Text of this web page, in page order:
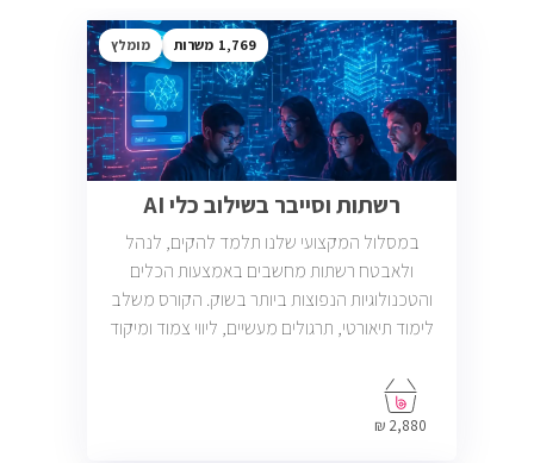
1,769 מומלץ
רשתות וסייבר בשילוב כלי AI
במסלול המקצועי שלנו תלמד להקים, לנהל
ולאבטח רשתות מחשבים באמצעות הכלים
והטכנולוגיות הנפוצות ביותר בשוק. הקורס משלב
לימוד תיאורטי, תרגולים מעשיים, ליווי צמוד ומיקוד
2,880 ₪